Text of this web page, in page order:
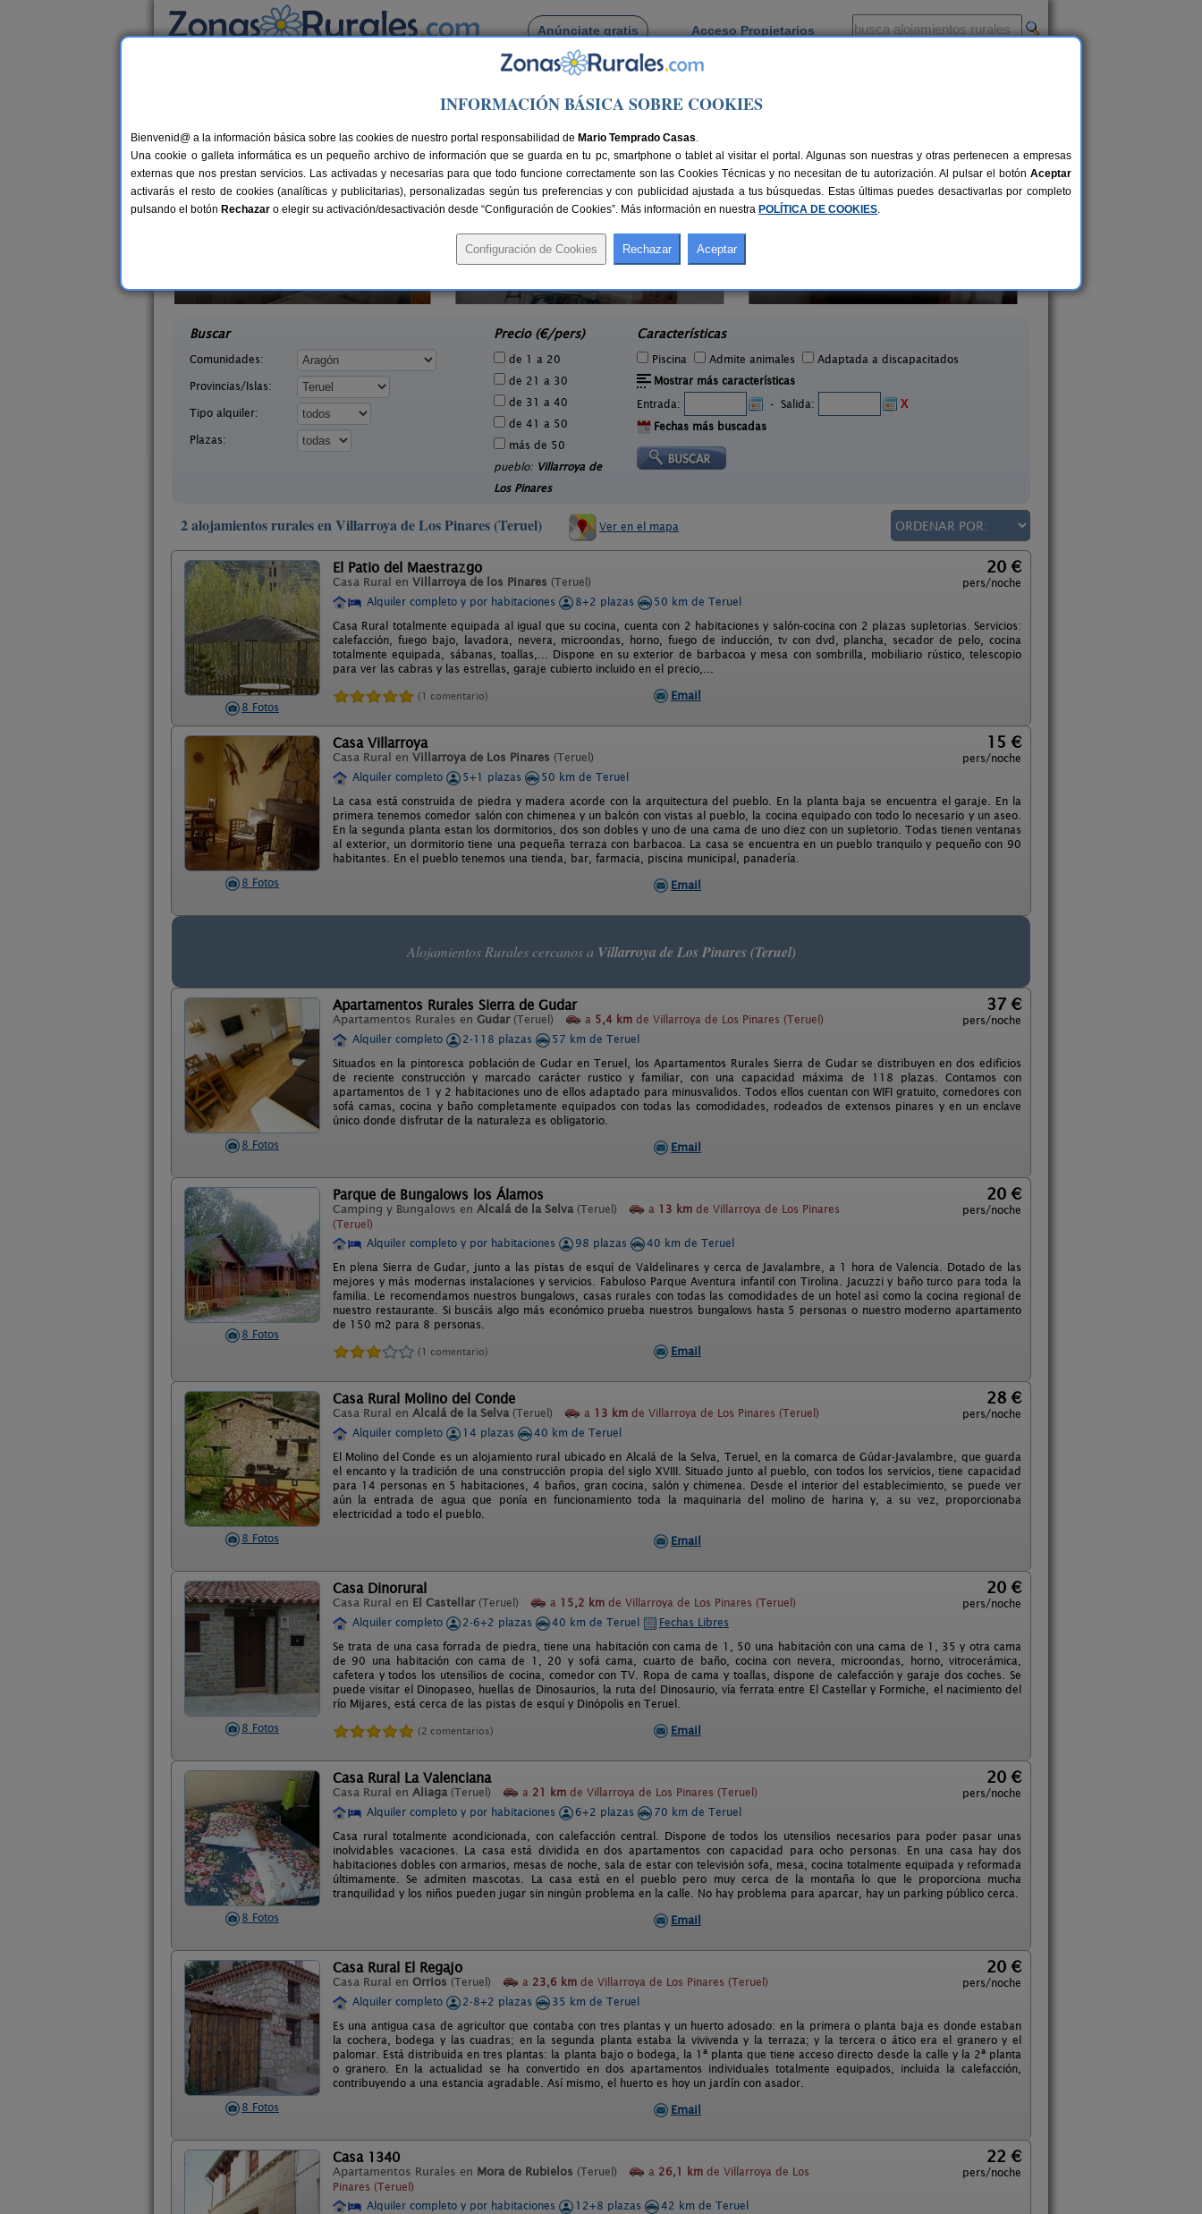
Anúnciate gratis Acceso Propietarios
Busca por pueblo
> Villarroya de Los Pinares
Casas Rurales en Villarroya de Los Pinares
30 €
Casa Rural Los Cerezos
Buscar
Comunidades:
Provincias/Islas:
Tipo alquiler:
Plazas:
Precio (€/pers)
de 1 a 20
de 21 a 30
de 31 a 40
de 41 a 50
más de 50
pueblo: Villarroya de
Los Pinares
Características
Piscina Admite animales
Adaptada a discapacitados
Mostrar más características
Entrada:
- Salida:
X
Fechas más buscadas
2 alojamientos rurales en Villarroya de Los Pinares (Teruel) Ver en el mapa
8 Fotos
El Patio del Maestrazgo
Casa Rural en Villarroya de los Pinares (Teruel)
20 €
pers/noche
Alquiler completo y por habitaciones
8+2 plazas
50 km de Teruel
Casa Rural totalmente equipada al igual que su cocina, cuenta con 2 habitaciones y salón-cocina con 2 plazas supletorias. Servicios:
calefacción, fuego bajo, lavadora, nevera, microondas, horno, fuego de inducción, tv con dvd, plancha, secador de pelo, cocina
totalmente equipada, sábanas, toallas,... Dispone en su exterior de barbacoa y mesa con sombrilla, mobiliario rústico, telescopio
para ver las cabras y las estrellas, garaje cubierto incluido en el precio,...
(1 comentario) Email
8 Fotos
Casa Villarroya
Casa Rural en Villarroya de Los Pinares (Teruel)
15 €
pers/noche
Alquiler completo
5+1 plazas
50 km de Teruel
La casa está construida de piedra y madera acorde con la arquitectura del pueblo. En la planta baja se encuentra el garaje. En la
primera tenemos comedor salón con chimenea y un balcón con vistas al pueblo, la cocina equipado con todo lo necesario y un aseo.
En la segunda planta estan los dormitorios, dos son dobles y uno de una cama de uno diez con un supletorio. Todas tienen ventanas
al exterior, un dormitorio tiene una pequeña terraza con barbacoa. La casa se encuentra en un pueblo tranquilo y pequeño con 90
habitantes. En el pueblo tenemos una tienda, bar, farmacia, piscina municipal, panadería.
Email
Alojamientos Rurales cercanos a Villarroya de Los Pinares (Teruel)
8 Fotos
Apartamentos Rurales Sierra de Gudar
Apartamentos Rurales en Gudar (Teruel) a 5,4 km de Villarroya de Los Pinares (Teruel)
37 €
pers/noche
Alquiler completo
2-118 plazas
57 km de Teruel
Situados en la pintoresca población de Gudar en Teruel, los Apartamentos Rurales Sierra de Gudar se distribuyen en dos edificios
de reciente construcción y marcado carácter rustico y familiar, con una capacidad máxima de 118 plazas. Contamos con
apartamentos de 1 y 2 habitaciones uno de ellos adaptado para minusvalidos. Todos ellos cuentan con WIFI gratuito, comedores con
sofá camas, cocina y baño completamente equipados con todas las comodidades, rodeados de extensos pinares y en un enclave
único donde disfrutar de la naturaleza es obligatorio.
Email
8 Fotos
Parque de Bungalows los Álamos
Camping y Bungalows en Alcalá de la Selva (Teruel) a 13 km de Villarroya de Los Pinares
(Teruel)
20 €
pers/noche
Alquiler completo y por habitaciones 98 plazas
40 km de Teruel
En plena Sierra de Gudar, junto a las pistas de esquí de Valdelinares y cerca de Javalambre, a 1 hora de Valencia. Dotado de las
mejores y más modernas instalaciones y servicios. Fabuloso Parque Aventura infantil con Tirolina. Jacuzzi y baño turco para toda la
familia. Le recomendamos nuestros bungalows, casas rurales con todas las comodidades de un hotel así como la cocina regional de
nuestro restaurante. Si buscáis algo más económico prueba nuestros bungalows hasta 5 personas o nuestro moderno apartamento
de 150 m2 para 8 personas.
(1 comentario) Email
8 Fotos
Casa Rural Molino del Conde
Casa Rural en Alcalá de la Selva (Teruel) a 13 km de Villarroya de Los Pinares (Teruel)
28 €
pers/noche
Alquiler completo
14 plazas
40 km de Teruel
El Molino del Conde es un alojamiento rural ubicado en Alcalá de la Selva, Teruel, en la comarca de Gúdar-Javalambre, que guarda
el encanto y la tradición de una construcción propia del siglo XVIII. Situado junto al pueblo, con todos los servicios, tiene capacidad
para 14 personas en 5 habitaciones, 4 baños, gran cocina, salón y chimenea. Desde el interior del establecimiento, se puede ver
aún la entrada de agua que ponía en funcionamiento toda la maquinaria del molino de harina y, a su vez, proporcionaba
electricidad a todo el pueblo.
Email
8 Fotos
Casa Dinorural
Casa Rural en El Castellar (Teruel) a 15,2 km de Villarroya de Los Pinares (Teruel)
20 €
pers/noche
Alquiler completo
2-6+2 plazas 40 km de Teruel
Fechas Libres
Se trata de una casa forrada de piedra, tiene una habitación con cama de 1, 50 una habitación con una cama de 1, 35 y otra cama
de 90 una habitación con cama de 1, 20 y sofá cama, cuarto de baño, cocina con nevera, microondas, horno, vitrocerámica,
cafetera y todos los utensilios de cocina, comedor con TV. Ropa de cama y toallas, dispone de calefacción y garaje dos coches. Se
puede visitar el Dinopaseo, huellas de Dinosaurios, la ruta del Dinosaurio, vía ferrata entre El Castellar y Formiche, el nacimiento del
río Mijares, está cerca de las pistas de esquí y Dinópolis en Teruel.
(2 comentarios) Email
8 Fotos
Casa Rural La Valenciana
Casa Rural en Aliaga (Teruel) a 21 km de Villarroya de Los Pinares (Teruel)
20 €
pers/noche
Alquiler completo y por habitaciones
6+2 plazas
70 km de Teruel
Casa rural totalmente acondicionada, con calefacción central. Dispone de todos los utensilios necesarios para poder pasar unas
inolvidables vacaciones. La casa está dividida en dos apartamentos con capacidad para ocho personas. En una casa hay dos
habitaciones dobles con armarios, mesas de noche, sala de estar con televisión sofa, mesa, cocina totalmente equipada y reformada
últimamente. Se admiten mascotas. La casa está en el pueblo pero muy cerca de la montaña lo que le proporciona mucha
tranquilidad y los niños pueden jugar sin ningún problema en la calle. No hay problema para aparcar, hay un parking público cerca.
Email
8 Fotos
Casa Rural El Regajo
Casa Rural en Orrios (Teruel) a 23,6 km de Villarroya de Los Pinares (Teruel)
20 €
pers/noche
Alquiler completo
2-8+2 plazas
35 km de Teruel
Es una antigua casa de agricultor que contaba con tres plantas y un huerto adosado: en la primera o planta baja es donde estaban
la cochera, bodega y las cuadras; en la segunda planta estaba la vivivenda y la terraza; y la tercera o ático era el granero y el
palomar. Está distribuida en tres plantas: la planta bajo o bodega, la 1ª planta que tiene acceso directo desde la calle y la 2ª planta
o granero. En la actualidad se ha convertido en dos apartamentos individuales totalmente equipados, incluida la calefacción,
contribuyendo a una estancia agradable. Así mismo, el huerto es hoy un jardín con asador.
Email
Casa 1340
Apartamentos Rurales en Mora de Rubielos (Teruel) a 26,1 km de Villarroya de Los
Pinares (Teruel)
22 €
pers/noche
Alquiler completo y por habitaciones 12+8 plazas
42 km de Teruel
INFORMACIÓN BÁSICA SOBRE COOKIES
Bienvenid@ a la información básica sobre las cookies de nuestro portal responsabilidad de Mario Temprado Casas.
Una cookie o galleta informática es un pequeño archivo de información que se guarda en tu pc, smartphone o tablet al visitar el portal. Algunas son nuestras y otras pertenecen a empresas
externas que nos prestan servicios. Las activadas y necesarias para que todo funcione correctamente son las Cookies Técnicas y no necesitan de tu autorización. Al pulsar el botón Aceptar
activarás el resto de cookies (analíticas y publicitarias), personalizadas según tus preferencias y con publicidad ajustada a tus búsquedas. Estas últimas puedes desactivarlas por completo
pulsando el botón Rechazar o elegir su activación/desactivación desde “Configuración de Cookies”. Más información en nuestra POLÍTICA DE COOKIES.